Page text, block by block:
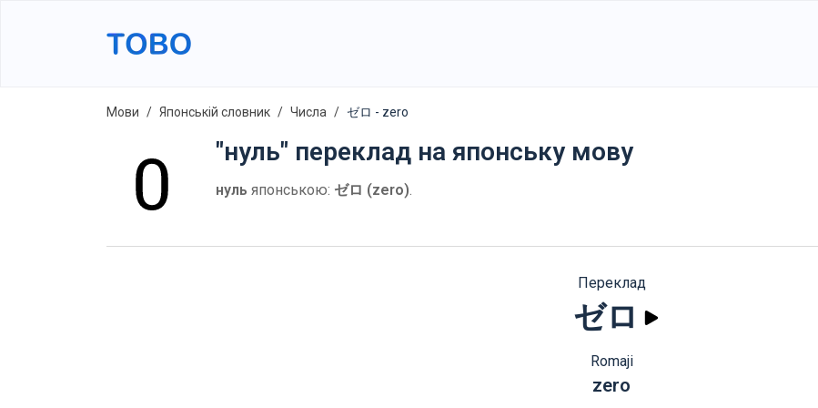
Мови Японській словник Числа ゼロ - zero
"нуль" переклад на японську мову
нуль японською: ゼロ (zero).
Переклад
ゼロ
Romaji
zero